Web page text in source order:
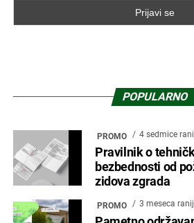
POPULARNO
PROMO 4 sedmice
Pravilnik o
bezbednosti od
zidova zgrada
PROMO 3 meseca